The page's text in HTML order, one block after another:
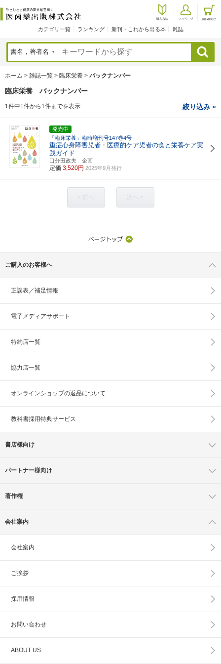
カテゴリ一覧 ランキング 新刊・これから出る本 雑誌
検索
ホーム > 雑誌一覧 > 臨床栄養 > バックナンバー
臨床栄養 バックナンバー
1件中1件から1件までを表示 絞り込み »
発売中
「臨床栄養」臨時増刊号147巻4号
重症心身障害児者・医療的ケア児者の食と栄養ケア実
践ガイド
口分田政夫 企画
定価 3,520円 2025年9月発行
ご購入のお客様へ
正誤表／補足情報
電子メディアサポート
特約店一覧
協力店一覧
オンラインショップの返品について
教科書採用特典サービス
書店様向け
パートナー様向け
著作権
会社案内
会社案内
ご挨拶
採用情報
お問い合わせ
ABOUT US